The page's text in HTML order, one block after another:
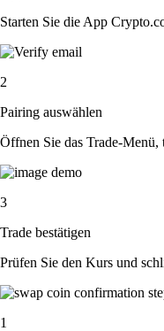
Starten Sie die App
2
Pairing auswählen
Öffnen Sie das Trade-
3
Trade bestätigen
Prüfen Sie den Kurs und
1